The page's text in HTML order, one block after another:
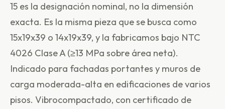
15 es la designación nominal, no la dimensión
exacta. Es la misma pieza que se busca como
15x19x39 o 14x19x39, y la fabricamos bajo NTC
4026 Clase A (≥13 MPa sobre área neta).
Indicado para fachadas portantes y muros de
carga moderada-alta en edificaciones de varios
pisos. Vibrocompactado, con certificado de